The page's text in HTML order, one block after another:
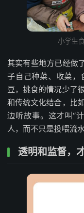
小学生
其实有些地方已经做
子自己种菜、收菜，
豆，挑食的情况少了
和传统文化结合，比
边听故事。这才叫“
人，而不只是投喂流水
透明和监督，